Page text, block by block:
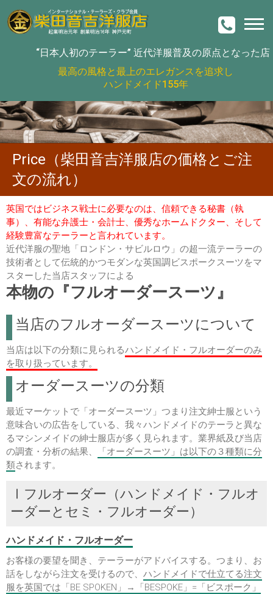
“日本人初のテーラー” 近代洋服普及の原点となった店
最高の風格と最上のエレガンスを追求し
ハンドメイド155年
Price（柴田音吉洋服店の価格とご注
文の流れ）
英国ではビジネス戦士に必要なのは、信頼できる秘書（執
事）、有能な弁護士・会計士、優秀なホームドクター、そして
経験豊富なテーラーと言われています。
近代洋服の聖地「ロンドン・サビルロウ」の超一流テーラーの
技術者として伝統的かつモダンな英国調ビスポークスーツをマ
スターした当店スタッフによる
本物の『フルオーダースーツ』
当店のフルオーダースーツについて
当店は以下の分類に見られるハンドメイド・フルオーダーのみ
を取り扱っています。
オーダースーツの分類
最近マーケットで「オーダースーツ」つまり注文紳士服という
意味合いの広告をしている、我々ハンドメイドのテーラと異な
るマシンメイドの紳士服店が多く見られます。業界紙及び当店
の調査・分析の結果、
「オーダースーツ」は以下の３種類に分
類されます。
Ⅰフルオーダー（ハンドメイド・フルオ
ーダーとセミ・フルオーダー）
ハンドメイド・フルオーダー
お客様の要望を聞き、テーラーがアドバイスする。つまり、お
話をしながら注文を受けるので、 ハンドメイドで仕立てる注文
服を英国では「BE SPOKEN」→「BESPOKE」=「ビスポーク」